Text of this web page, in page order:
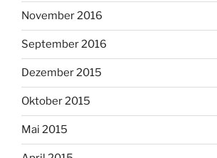
November 2016
September 2016
Dezember 2015
Oktober 2015
Mai 2015